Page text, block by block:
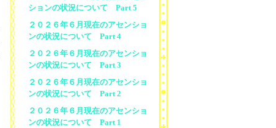
ションの状況について Part 5
２０２６年６月現在のアセンショ
ンの状況について Part 4
２０２６年６月現在のアセンショ
ンの状況について Part 3
２０２６年６月現在のアセンショ
ンの状況について Part 2
２０２６年６月現在のアセンショ
ンの状況について Part 1